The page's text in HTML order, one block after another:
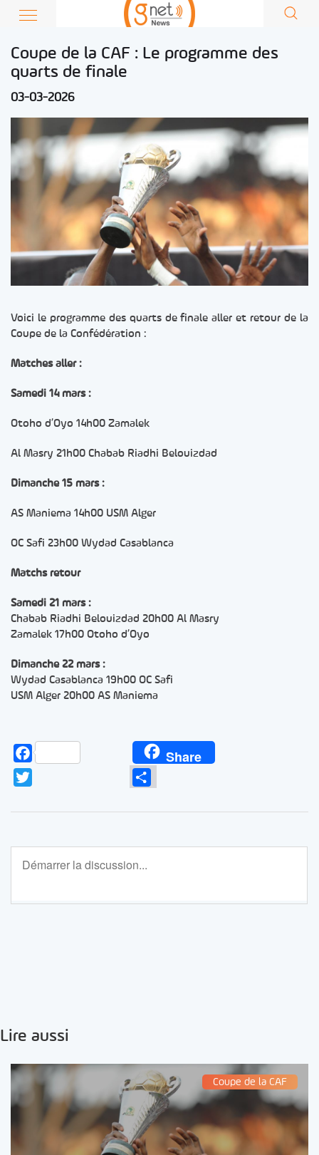
Coupe de la CAF : Le programme des
quarts de finale
03-03-2026
Voici le programme des quarts de finale aller et retour de la
Coupe de la Confédération :
Matches aller :
Samedi 14 mars :
Otoho d’Oyo 14h00 Zamalek
Al Masry 21h00 Chabab Riadhi Belouizdad
Dimanche 15 mars :
AS Maniema 14h00 USM Alger
OC Safi 23h00 Wydad Casablanca
Matchs retour
Samedi 21 mars :
Chabab Riadhi Belouizdad 20h00 Al Masry
Zamalek 17h00 Otoho d’Oyo
Dimanche 22 mars :
Wydad Casablanca 19h00 OC Safi
USM Alger 20h00 AS Maniema
Facebook Share
Lire aussi
Coupe de la CAF